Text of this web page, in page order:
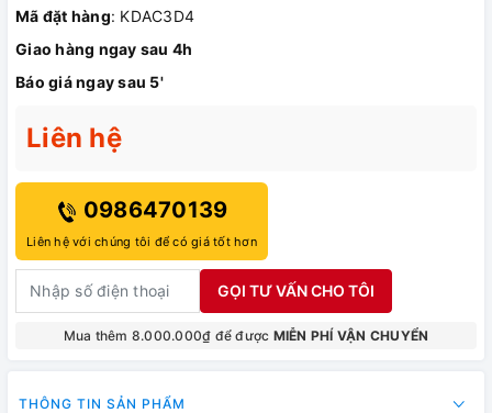
Mã đặt hàng: KDAC3D4
Giao hàng ngay sau 4h
Báo giá ngay sau 5'
Liên hệ
0986470139
Liên hệ với chúng tôi để có giá tốt hơn
GỌI TƯ VẤN CHO TÔI
Mua thêm 8.000.000₫ để được MIỄN PHÍ VẬN CHUYỂN
THÔNG TIN SẢN PHẨM